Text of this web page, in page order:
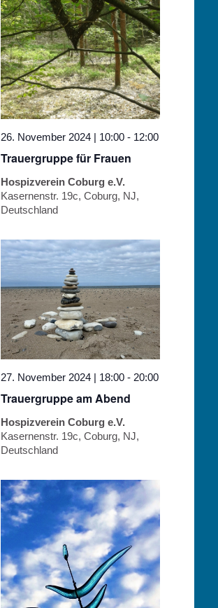
Trauergruppe für Frauen
26. November 2024 | 10:00 - 12:00
Hospizverein Coburg e.V.
Kasernenstr. 19c, Coburg, NJ,
Deutschland
Trauergruppe am Abend
27. November 2024 | 18:00 - 20:00
Hospizverein Coburg e.V.
Kasernenstr. 19c, Coburg, NJ,
Deutschland